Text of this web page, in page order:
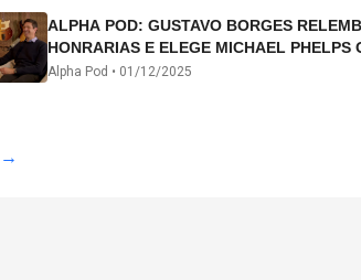
ALPHA POD: GUSTAVO BORGES
HONRARIAS E ELEGE MICHAEL PHELPS
ATLETA DA HISTÓRIA
Alpha Pod • 01/12/2025
→